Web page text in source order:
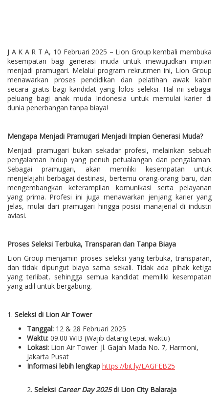
J A K A R T A, 10 Februari 2025 – Lion Group kembali membuka
kesempatan bagi generasi muda untuk mewujudkan impian
menjadi pramugari. Melalui program rekrutmen ini, Lion Group
menawarkan proses pendidikan dan pelatihan awak kabin
secara gratis bagi kandidat yang lolos seleksi. Hal ini sebagai
peluang bagi anak muda Indonesia untuk memulai karier di
dunia penerbangan tanpa biaya!
Mengapa Menjadi Pramugari Menjadi Impian Generasi Muda?
Menjadi pramugari bukan sekadar profesi, melainkan sebuah
pengalaman hidup yang penuh petualangan dan pengalaman.
Sebagai pramugari, akan memiliki kesempatan untuk
menjelajahi berbagai destinasi, bertemu orang-orang baru, dan
mengembangkan keterampilan komunikasi serta pelayanan
yang prima. Profesi ini juga menawarkan jenjang karier yang
jelas, mulai dari pramugari hingga posisi manajerial di industri
aviasi.
Proses Seleksi Terbuka, Transparan dan Tanpa Biaya
Lion Group menjamin proses seleksi yang terbuka, transparan,
dan tidak dipungut biaya sama sekali. Tidak ada pihak ketiga
yang terlibat, sehingga semua kandidat memiliki kesempatan
yang adil untuk bergabung.
1. Seleksi di Lion Air Tower
Tanggal: 12 & 28 Februari 2025
Waktu: 09.00 WIB (Wajib datang tepat waktu)
Lokasi: Lion Air Tower. Jl. Gajah Mada No. 7, Harmoni,
Jakarta Pusat
Informasi lebih lengkap https://bit.ly/LAGFEB25
2. Seleksi Career Day 2025di Lion City Balaraja